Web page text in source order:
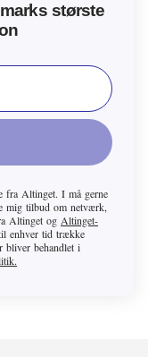
største
fra Altinget. I må gerne
mig tilbud om netværk,
Altinget og Altinget-
enhver tid trække
bliver behandlet i